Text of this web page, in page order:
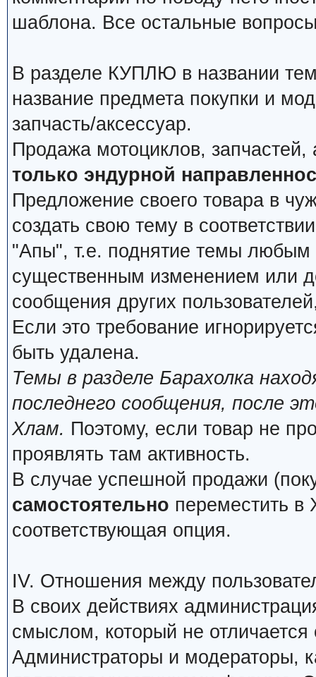
шаблона. Все остальные
В разделе КУПЛЮ в названии
название предмета покупки и
запчасть/аксессуар.
Продажа мотоциклов, запчастей,
только эндурной
Предложение своего товара в
создать свою тему в
"Апы", т.е. поднятие темы любым
существенным изменением или
сообщения других
Если это требование
быть удалена.
Темы в разделе Барахолка
последнего сообщения, после
Хлам. Поэтому, если товар не
проявлять там активность.
В случае успешной продажи
самостоятельно переместить в
соответствующая опция.
IV. Отношения между
В своих действиях
смыслом, который не отличается
Администраторы и модераторы,